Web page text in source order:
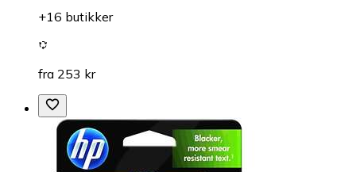
+16 butikker
fra 253 kr